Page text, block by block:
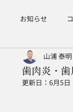
お知らせ
歯肉炎・
山浦 泰明
更新日： 6月5日